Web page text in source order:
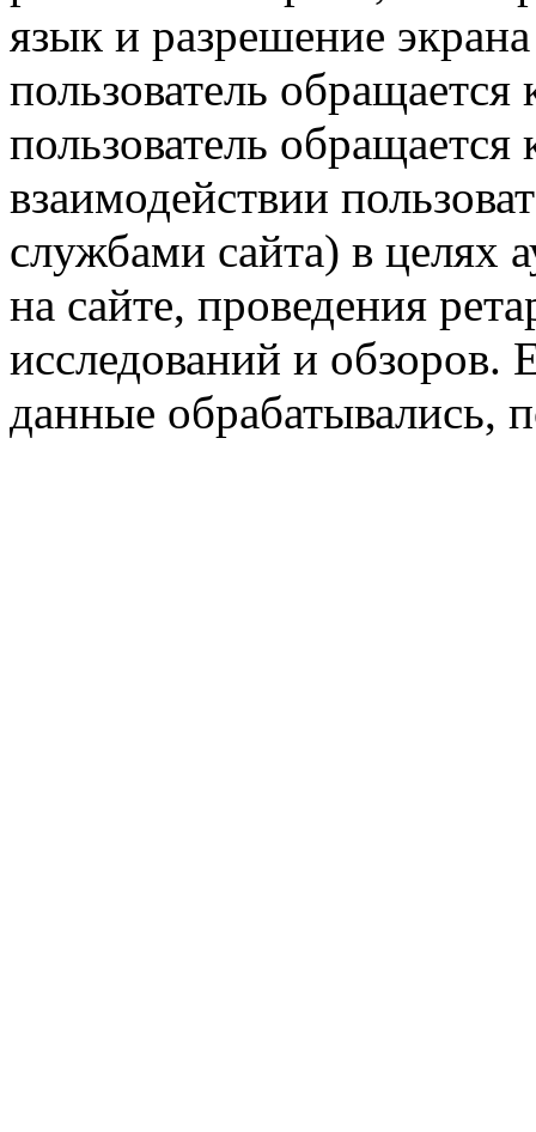
язык и разрешение
пользователь обращается
пользователь обращается
взаимодействии
службами сайта) в целях
на сайте, проведения
исследований и обзоров.
данные обрабатывались,